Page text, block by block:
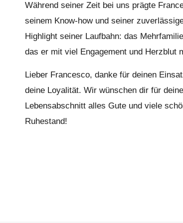
Während seiner Zeit bei uns prägte
seinem Know-how und seiner
Highlight seiner Laufbahn: das
das er mit viel Engagement und Herzblut
Lieber Francesco, danke für deinen
deine Loyalität. Wir wünschen dir für
Lebensabschnitt alles Gute und viele
Ruhestand!